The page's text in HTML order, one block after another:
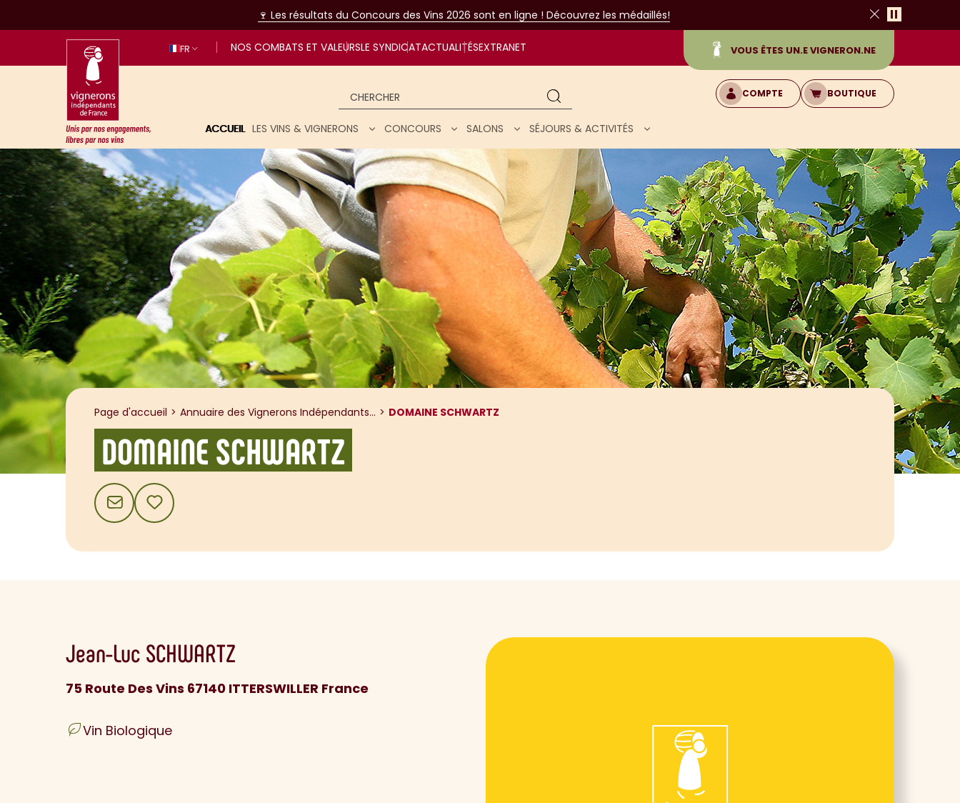
🍷 Les résultats du Concours des Vins 2026 sont en ligne ! Découvrez les médaillés!
Fermer
FR NOS COMBATS ET VALEURSLE SYNDICATACTUALITÉSEXTRANET VOUS ÊTES UN.E VIGNERON.NE
Unis par nos engagements, libres par nos vins
Chercher
COMPTE BOUTIQUE
ACCUEIL LES VINS & VIGNERONS CONCOURS SALONS SÉJOURS & ACTIVITÉS
Page d'accueil Annuaire des Vignerons Indépendants... DOMAINE SCHWARTZ
DOMAINE SCHWARTZ
CONTACTAJOUTER AUX FAVORIS
Jean-Luc SCHWARTZ
75 Route Des Vins 67140 ITTERSWILLER France
Vin Biologique